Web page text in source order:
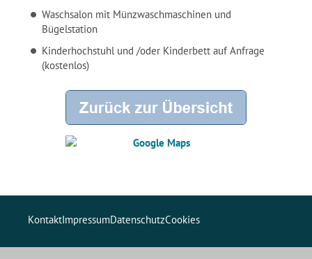
Waschsalon mit Münzwaschmaschinen und
Bügelstation
Kinderhochstuhl und /oder Kinderbett auf Anfrage
(kostenlos)
KontaktImpressumDatenschutzCookies